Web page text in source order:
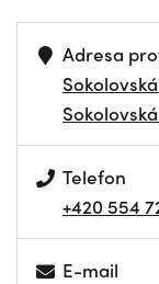
Adresa
Telefon
+420 554
E-mail